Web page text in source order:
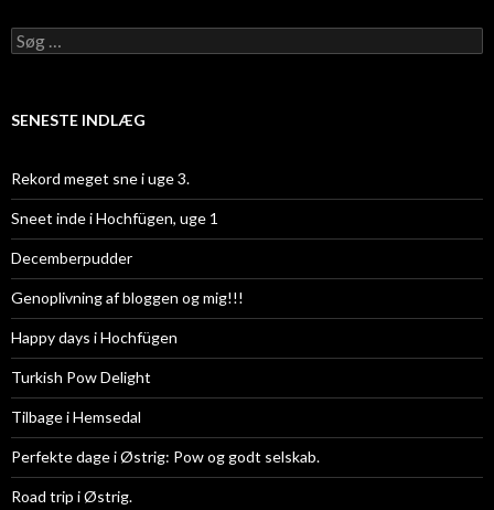
Søg
efter:
SENESTE INDLÆG
Rekord meget sne i uge 3.
Sneet inde i Hochfügen, uge 1
Decemberpudder
Genoplivning af bloggen og mig!!!
Happy days i Hochfügen
Turkish Pow Delight
Tilbage i Hemsedal
Perfekte dage i Østrig: Pow og godt selskab.
Road trip i Østrig.